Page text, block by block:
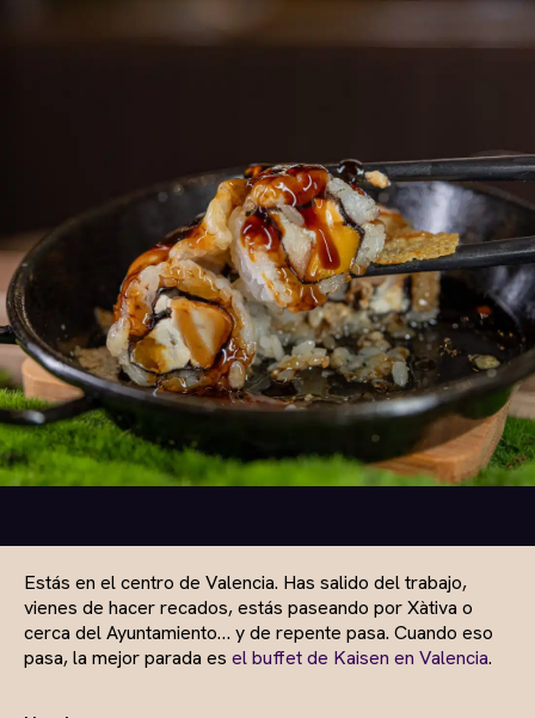
Estás en el centro de Valencia. Has salido del trabajo,
vienes de hacer recados, estás paseando por Xàtiva o
cerca del Ayuntamiento… y de repente pasa. Cuando eso
pasa, la mejor parada es el buffet de Kaisen en Valencia.